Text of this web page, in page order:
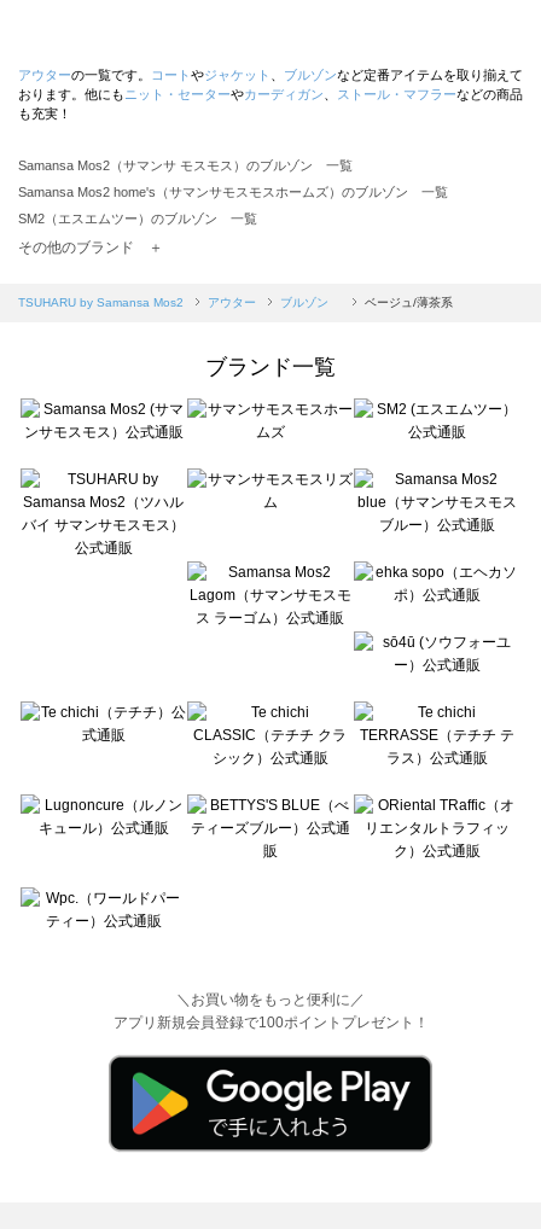
アウターの一覧です。 コート やジャケット ブルゾンなど定番アイテムを取り揃えて
おります。他にも ニット・セーターやカーディガン ストール・マフラーなどの商品
も充実！
Samansa Mos2（サマンサ モスモス）のブルゾン 一覧
Samansa Mos2 home's（サマンサモスモスホームズ）のブルゾン 一覧
SM2（エスエムツー）のブルゾン 一覧
TSUHARU by Samansa Mos2（ツハルバイサマンサモスモス）のブルゾン 一覧
Samansa Mos2 blue（サマンサモスモス ブルー）のブルゾン 一覧
sō4ū（ソウフォーユー）のブルゾン 一覧
Te chichi（テチチ）のブルゾン 一覧
Te chichi CLASSIC（テチチ クラシック）のブルゾン 一覧
Lugnoncure（ルノンキュール）のブルゾン 一覧
BETTY'S BLUE（べティーズブルー）のブルゾン 一覧
Wpc.（ワールドパーティー）のブルゾン 一覧
その他のブランド ＋
TSUHARU by Samansa Mos2 アウター ブルゾン ベージュ/薄茶系
ブランド一覧
＼お買い物をもっと便利に／
アプリ新規会員登録で100ポイントプレゼント！